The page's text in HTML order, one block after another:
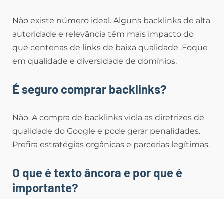
Não existe número ideal. Alguns backlinks de alta
autoridade e relevância têm mais impacto do
que centenas de links de baixa qualidade. Foque
em qualidade e diversidade de domínios.
É seguro comprar backlinks?
Não. A compra de backlinks viola as diretrizes de
qualidade do Google e pode gerar penalidades.
Prefira estratégias orgânicas e parcerias legítimas.
O que é texto âncora e por que é
importante?